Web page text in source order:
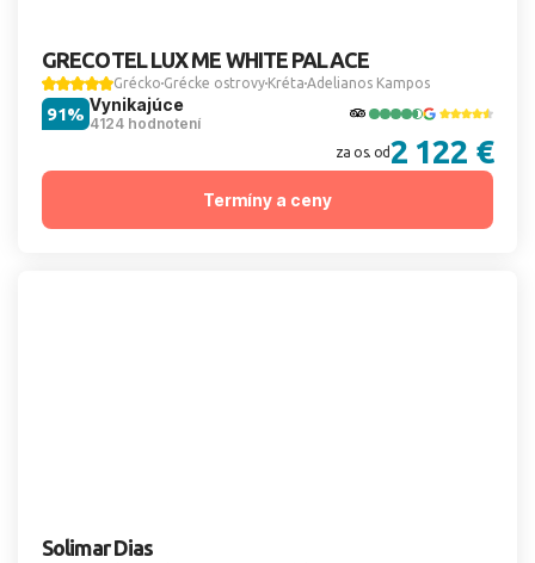
GRECOTEL LUX ME WHITE PALACE
Grécko Grécke ostrovy Kréta Adelianos Kampos
Vynikajúce
4124 hodnotení
91%
za os. od2 122 €
Termíny a ceny
Solimar Dias